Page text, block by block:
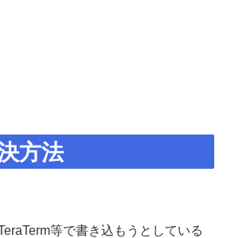
方法
等で書き込もうとしている